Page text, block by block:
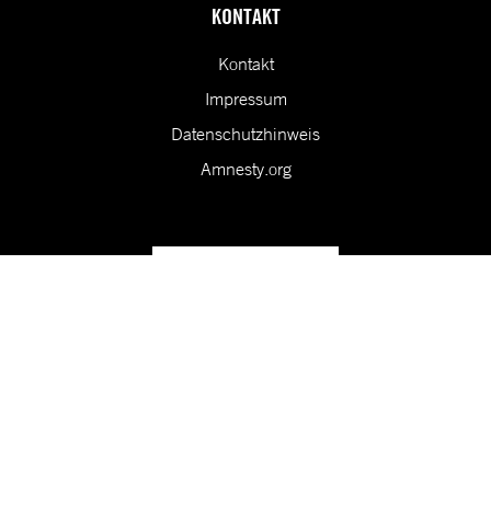
KONTAKT
Kontakt
Impressum
Datenschutzhinweis
Amnesty.org